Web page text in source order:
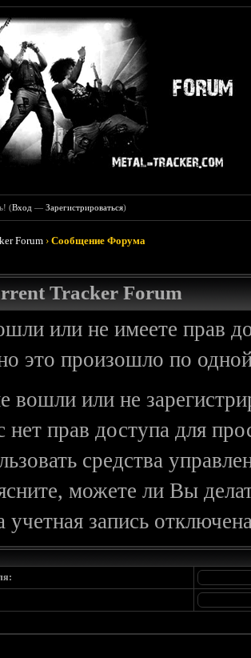
(Вход —Зарегистрироваться)
Forum ›Сообщение Форума
Tracker Forum
или не имеете прав
это произошло по
вошли или не
нет прав доступа для
средства
можете ли Вы
запись